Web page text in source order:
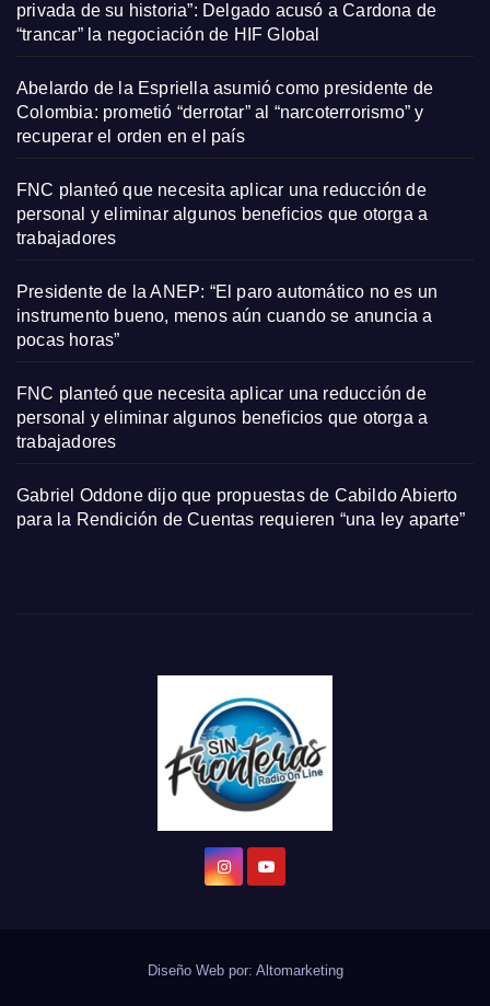
privada de su historia”: Delgado acusó a Cardona de
“trancar” la negociación de HIF Global
Abelardo de la Espriella asumió como presidente de
Colombia: prometió “derrotar” al “narcoterrorismo” y
recuperar el orden en el país
FNC planteó que necesita aplicar una reducción de
personal y eliminar algunos beneficios que otorga a
trabajadores
Presidente de la ANEP: “El paro automático no es un
instrumento bueno, menos aún cuando se anuncia a
pocas horas”
FNC planteó que necesita aplicar una reducción de
personal y eliminar algunos beneficios que otorga a
trabajadores
Gabriel Oddone dijo que propuestas de Cabildo Abierto
para la Rendición de Cuentas requieren “una ley aparte”
Diseño Web por: Altomarketing